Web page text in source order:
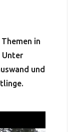
in
Unter
und